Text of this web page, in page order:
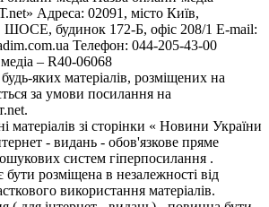
Адреса: 02091, місто Київ,
будинок 172-Б, офіс 208/1 E-mail:
Телефон: 044-205-43-00
– R40-06068
яких матеріалів, розміщених на
за умови посилання на
матеріалів зі сторінки « Новини України
- видань - обов'язкове пряме
систем гіперпосилання .
розміщена в незалежності від
використання матеріалів.